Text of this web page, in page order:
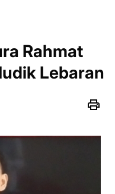
Rahmat
Lebaran